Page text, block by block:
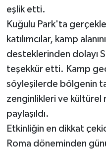
eşlik etti.
Kuğulu Park'ta
katılımcılar, kamp
desteklerinden dolayı
teşekkür etti. Kamp
söyleşilerde bölgenin
zenginlikleri ve kültürel
paylaşıldı.
Etkinliğin en dikkat
Roma döneminden